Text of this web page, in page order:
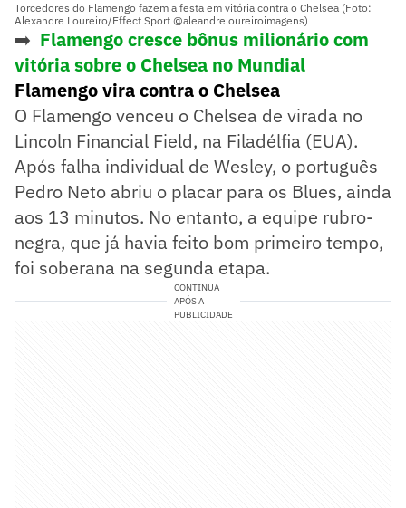
Torcedores do Flamengo fazem a festa em vitória contra o Chelsea (Foto:
Alexandre Loureiro/Effect Sport @aleandreloureiroimagens)
➡️ Flamengo cresce bônus milionário com
vitória sobre o Chelsea no Mundial
Flamengo vira contra o Chelsea
O Flamengo venceu o Chelsea de virada no
Lincoln Financial Field, na Filadélfia (EUA).
Após falha individual de Wesley, o português
Pedro Neto abriu o placar para os Blues, ainda
aos 13 minutos. No entanto, a equipe rubro-
negra, que já havia feito bom primeiro tempo,
foi soberana na segunda etapa.
CONTINUA
APÓS A
PUBLICIDADE